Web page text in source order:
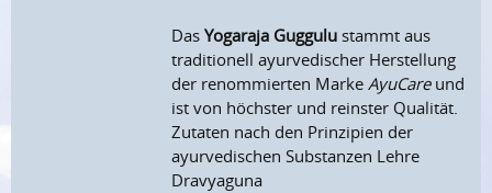
DasYogaraja Guggulu stammt aus
traditionell ayurvedischer Herstellung
der renommierten MarkeAyuCareund
ist von höchster und reinster Qualität.
Zutaten nach den Prinzipien der
ayurvedischen Substanzen Lehre
Dravyaguna